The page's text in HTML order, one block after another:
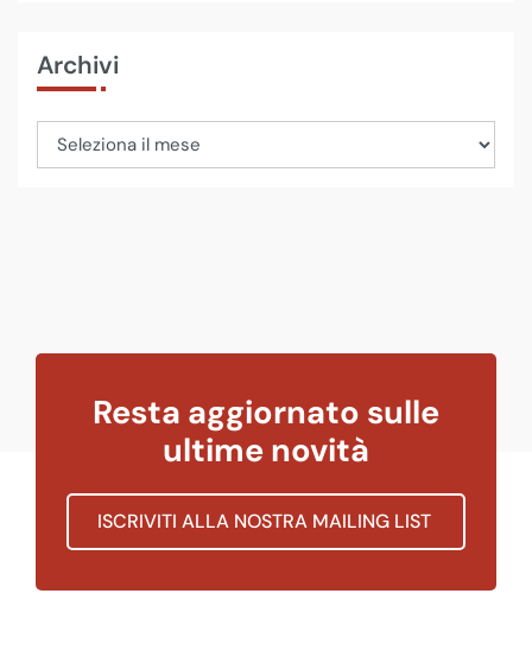
Archivi
Resta aggiornato sulle
ultime novità
ISCRIVITI ALLA NOSTRA MAILING LIST